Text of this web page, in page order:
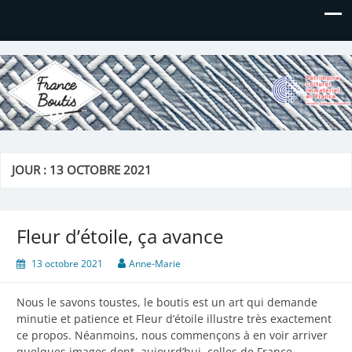
France Boutis
Le site de France Boutis
JOUR : 13 OCTOBRE 2021
Fleur d’étoile, ça avance
13 octobre 2021 Anne-Marie
Nous le savons toustes, le boutis est un art qui demande
minutie et patience et Fleur d’étoile illustre très exactement
ce propos. Néanmoins, nous commençons à en voir arriver